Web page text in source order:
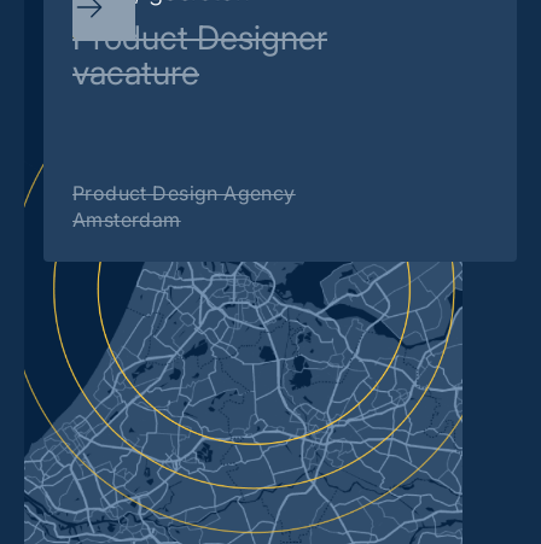
Product Designer
vacature
Product Design Agency
Amsterdam